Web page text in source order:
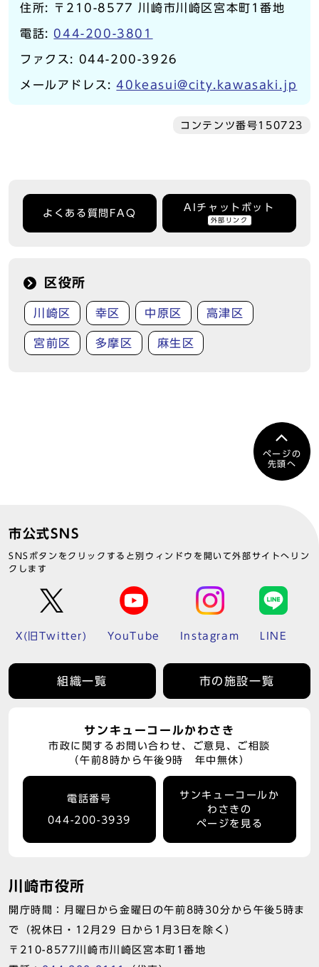
住所: 〒210-8577 川崎市川崎区宮本町1番地
電話: 044-200-3801
ファクス: 044-200-3926
メールアドレス:40keasui@city.kawasaki.jp
コンテンツ番号150723
よくある質問FAQ
AIチャットボット
外部リンク
区役所
川崎区 幸区 中原区 高津区
宮前区 多摩区 麻生区
ページの
先頭へ
市公式SNS
SNSボタンをクリックすると別ウィンドウを開いて外部サイトへリン
クします
X(旧Twitter) YouTube Instagram LINE
組織一覧 市の施設一覧
サンキューコールかわさき
市政に関するお問い合わせ、ご意見、ご相談
（午前8時から午後9時 年中無休）
電話番号
044-200-3939
サンキューコールか
わさきの
ページを見る
川崎市役所
開庁時間：月曜日から金曜日の午前8時30分から午後5時ま
で（祝休日・12月29 日から1月3日を除く）
〒210-8577川崎市川崎区宮本町1番地